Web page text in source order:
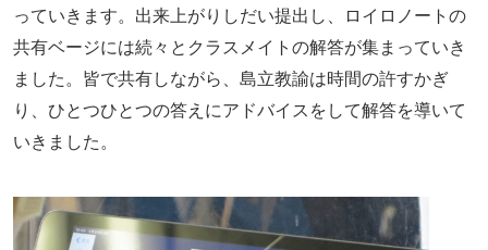
っていきます。出来上がりしだい提出し、ロイロノートの
共有ベージには続々とクラスメイトの解答が集まっていき
ました。皆で共有しながら、島立教諭は時間の許すかぎ
り、ひとつひとつの答えにアドバイスをして解答を導いて
いきました。